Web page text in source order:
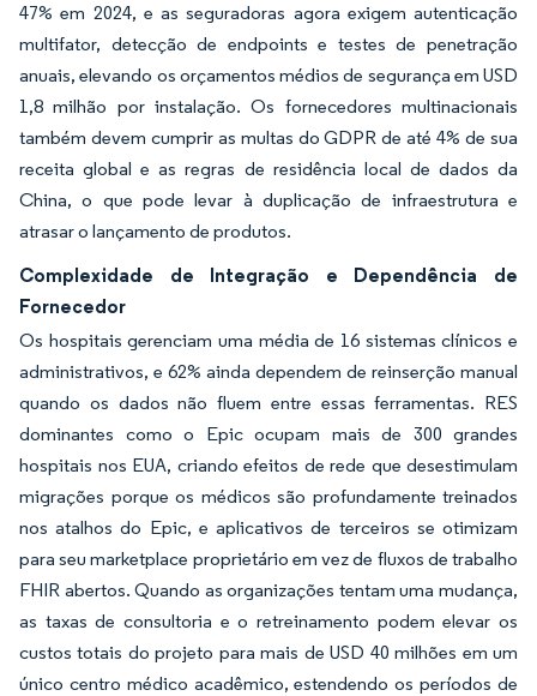
47% em 2024, e as seguradoras agora exigem autenticação
multifator, detecção de endpoints e testes de penetração
anuais, elevando os orçamentos médios de segurança em USD
1,8 milhão por instalação. Os fornecedores multinacionais
também devem cumprir as multas do GDPR de até 4% de sua
receita global e as regras de residência local de dados da
China, o que pode levar à duplicação de infraestrutura e
atrasar o lançamento de produtos.
Complexidade de Integração e Dependência de
Fornecedor
Os hospitais gerenciam uma média de 16 sistemas clínicos e
administrativos, e 62% ainda dependem de reinserção manual
quando os dados não fluem entre essas ferramentas. RES
dominantes como o Epic ocupam mais de 300 grandes
hospitais nos EUA, criando efeitos de rede que desestimulam
migrações porque os médicos são profundamente treinados
nos atalhos do Epic, e aplicativos de terceiros se otimizam
para seu marketplace proprietário em vez de fluxos de trabalho
FHIR abertos. Quando as organizações tentam uma mudança,
as taxas de consultoria e o retreinamento podem elevar os
custos totais do projeto para mais de USD 40 milhões em um
único centro médico acadêmico, estendendo os períodos de